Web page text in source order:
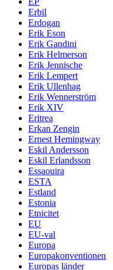
Erbil
Erdogan
Erik Eson
Erik Gandini
Erik Helmerson
Erik Jennische
Erik Lempert
Erik Ullenhag
Erik Wennerström
Erik XIV
Eritrea
Erkan Zengin
Ernest Hemingway
Eskil Andersson
Eskil Erlandsson
Essaouira
ESTA
Estland
Estonia
Etnicitet
EU
EU-val
Europa
Europakonventionen
Europas länder